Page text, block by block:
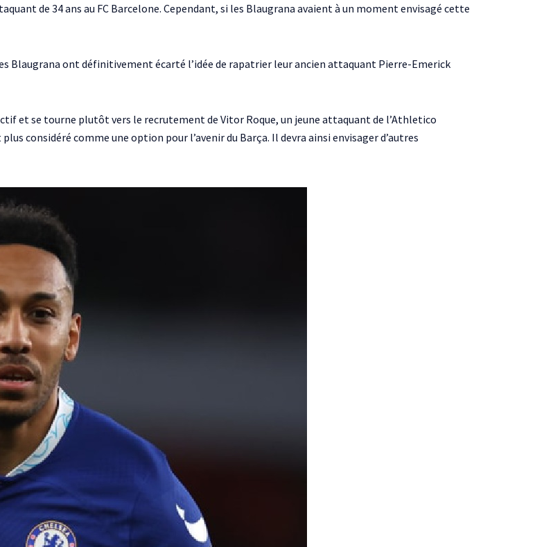
de 34 ans au FC Barcelone. Cependant, si les Blaugrana avaient à un moment envisagé cette
Blaugrana ont définitivement écarté l’idée de rapatrier leur ancien attaquant Pierre-Emerick
et se tourne plutôt vers le recrutement de Vitor Roque, un jeune attaquant de l’Athletico
considéré comme une option pour l’avenir du Barça. Il devra ainsi envisager d’autres